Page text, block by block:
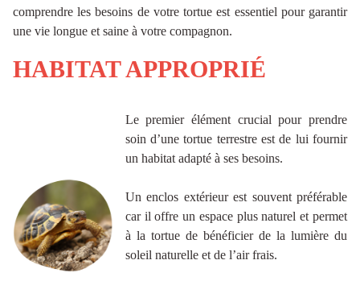
comprendre les besoins de votre tortue est essentiel pour garantir
une vie longue et saine à votre compagnon.
HABITAT APPROPRIÉ
Le premier élément crucial pour prendre
soin d’une tortue terrestre est de lui fournir
un habitat adapté à ses besoins.
Un enclos extérieur est souvent préférable
car il offre un espace plus naturel et permet
à la tortue de bénéficier de la lumière du
soleil naturelle et de l’air frais.